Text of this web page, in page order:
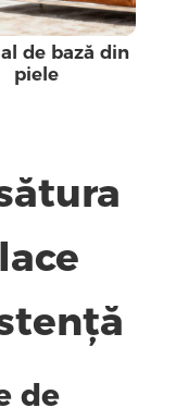
de bază din
piele
de